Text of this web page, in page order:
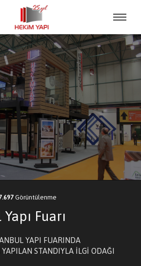
Görüntülenme
Fuarı
YAPI FUARINDA
STANDIYLA İLGİ ODAĞI